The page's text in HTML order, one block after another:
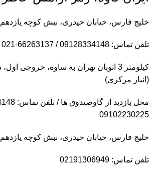
خلیج فارس، خیابان حیدری، نبش کوچه یازدهم،
تلفن تماس: 09128334148 / 66263137-021
کیلومتر 3 اتوبان تهران به ساوه، خروجی
(انبار مرکزی)
09102230225
خلیج فارس، خیابان حیدری، نبش کوچه یازدهم،
تلفن تماس: 02191306949